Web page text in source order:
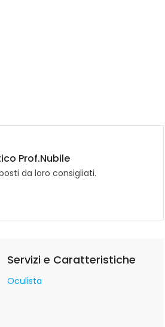
Prof.Nubile
da loro consigliati.
Servizi e Caratteristiche
Oculista